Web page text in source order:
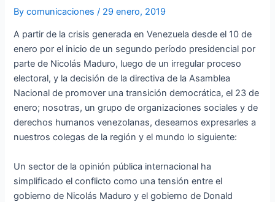
Bycomunicaciones/ 29 enero, 2019
A partir de la crisis generada en Venezuela desde el 10 de
enero por el inicio de un segundo período presidencial por
parte de Nicolás Maduro, luego de un irregular proceso
electoral, y la decisión de la directiva de la Asamblea
Nacional de promover una transición democrática, el 23 de
enero; nosotras, un grupo de organizaciones sociales y de
derechos humanos venezolanas, deseamos expresarles a
nuestros colegas de la región y el mundo lo siguiente:
Un sector de la opinión pública internacional ha
simplificado el conflicto como una tensión entre el
gobierno de Nicolás Maduro y el gobierno de Donald